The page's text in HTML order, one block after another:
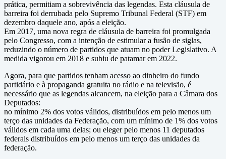
prática, permitiam a sobrevivência das legendas. Esta cláusula de
barreira foi derrubada pelo Supremo Tribunal Federal (STF) em
dezembro daquele ano, após a eleição.
Em 2017, uma nova regra de cláusula de barreira foi promulgada
pelo Congresso, com a intenção de estimular a fusão de siglas,
reduzindo o número de partidos que atuam no poder Legislativo. A
medida vigorou em 2018 e subiu de patamar em 2022.
Agora, para que partidos tenham acesso ao dinheiro do fundo
partidário e à propaganda gratuita no rádio e na televisão, é
necessário que as legendas alcancem, na eleição para a Câmara dos
Deputados:
no mínimo 2% dos votos válidos, distribuídos em pelo menos um
terço das unidades da Federação, com um mínimo de 1% dos votos
válidos em cada uma delas; ou eleger pelo menos 11 deputados
federais distribuídos em pelo menos um terço das unidades da
federação.